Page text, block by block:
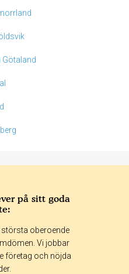
Götaland
90 dagar
30 dagar
på sitt goda
största oberoende
Vi jobbar
företag och nöjda